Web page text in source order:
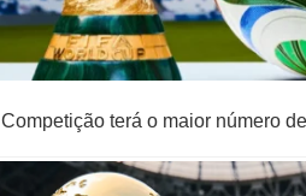
Competição terá o maior número